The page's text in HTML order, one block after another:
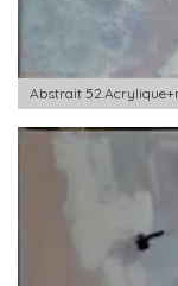
Abstrait